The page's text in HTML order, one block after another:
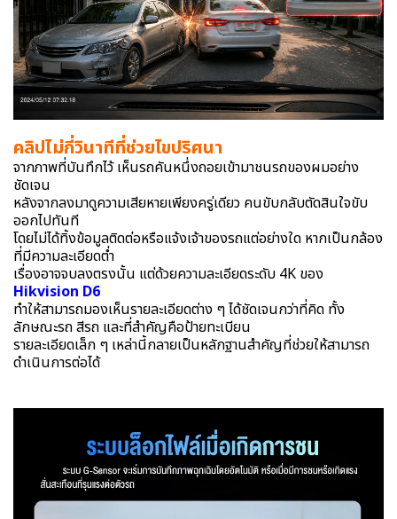
คลิปไม่กี่วินาทีที่ช่วยไขปริศนา
จากภาพที่บันทึกไว้ เห็นรถคันหนึ่งถอยเข้ามาชนรถของผมอย่าง
ชัดเจน
หลังจากลงมาดูความเสียหายเพียงครู่เดียว คนขับกลับตัดสินใจขับ
ออกไปทันที
โดยไม่ได้ทิ้งข้อมูลติดต่อหรือแจ้งเจ้าของรถแต่อย่างใด หากเป็นกล้อง
ที่มีความละเอียดต่ำ
เรื่องอาจจบลงตรงนั้น แต่ด้วยความละเอียดระดับ 4K ของ
Hikvision D6
ทำให้สามารถมองเห็นรายละเอียดต่าง ๆ ได้ชัดเจนกว่าที่คิด ทั้ง
ลักษณะรถ สีรถ และที่สำคัญคือป้ายทะเบียน
รายละเอียดเล็ก ๆ เหล่านี้กลายเป็นหลักฐานสำคัญที่ช่วยให้สามารถ
ดำเนินการต่อได้